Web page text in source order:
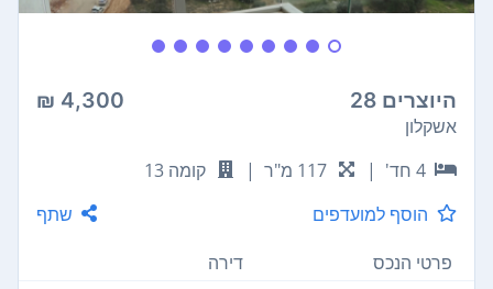
היוצרים 28 4,300 ₪
אשקלון
4 חד'
| 117 מ"ר |
קומה 13
הוסף למועדפים
שתף
פרטי הנכס
דירה